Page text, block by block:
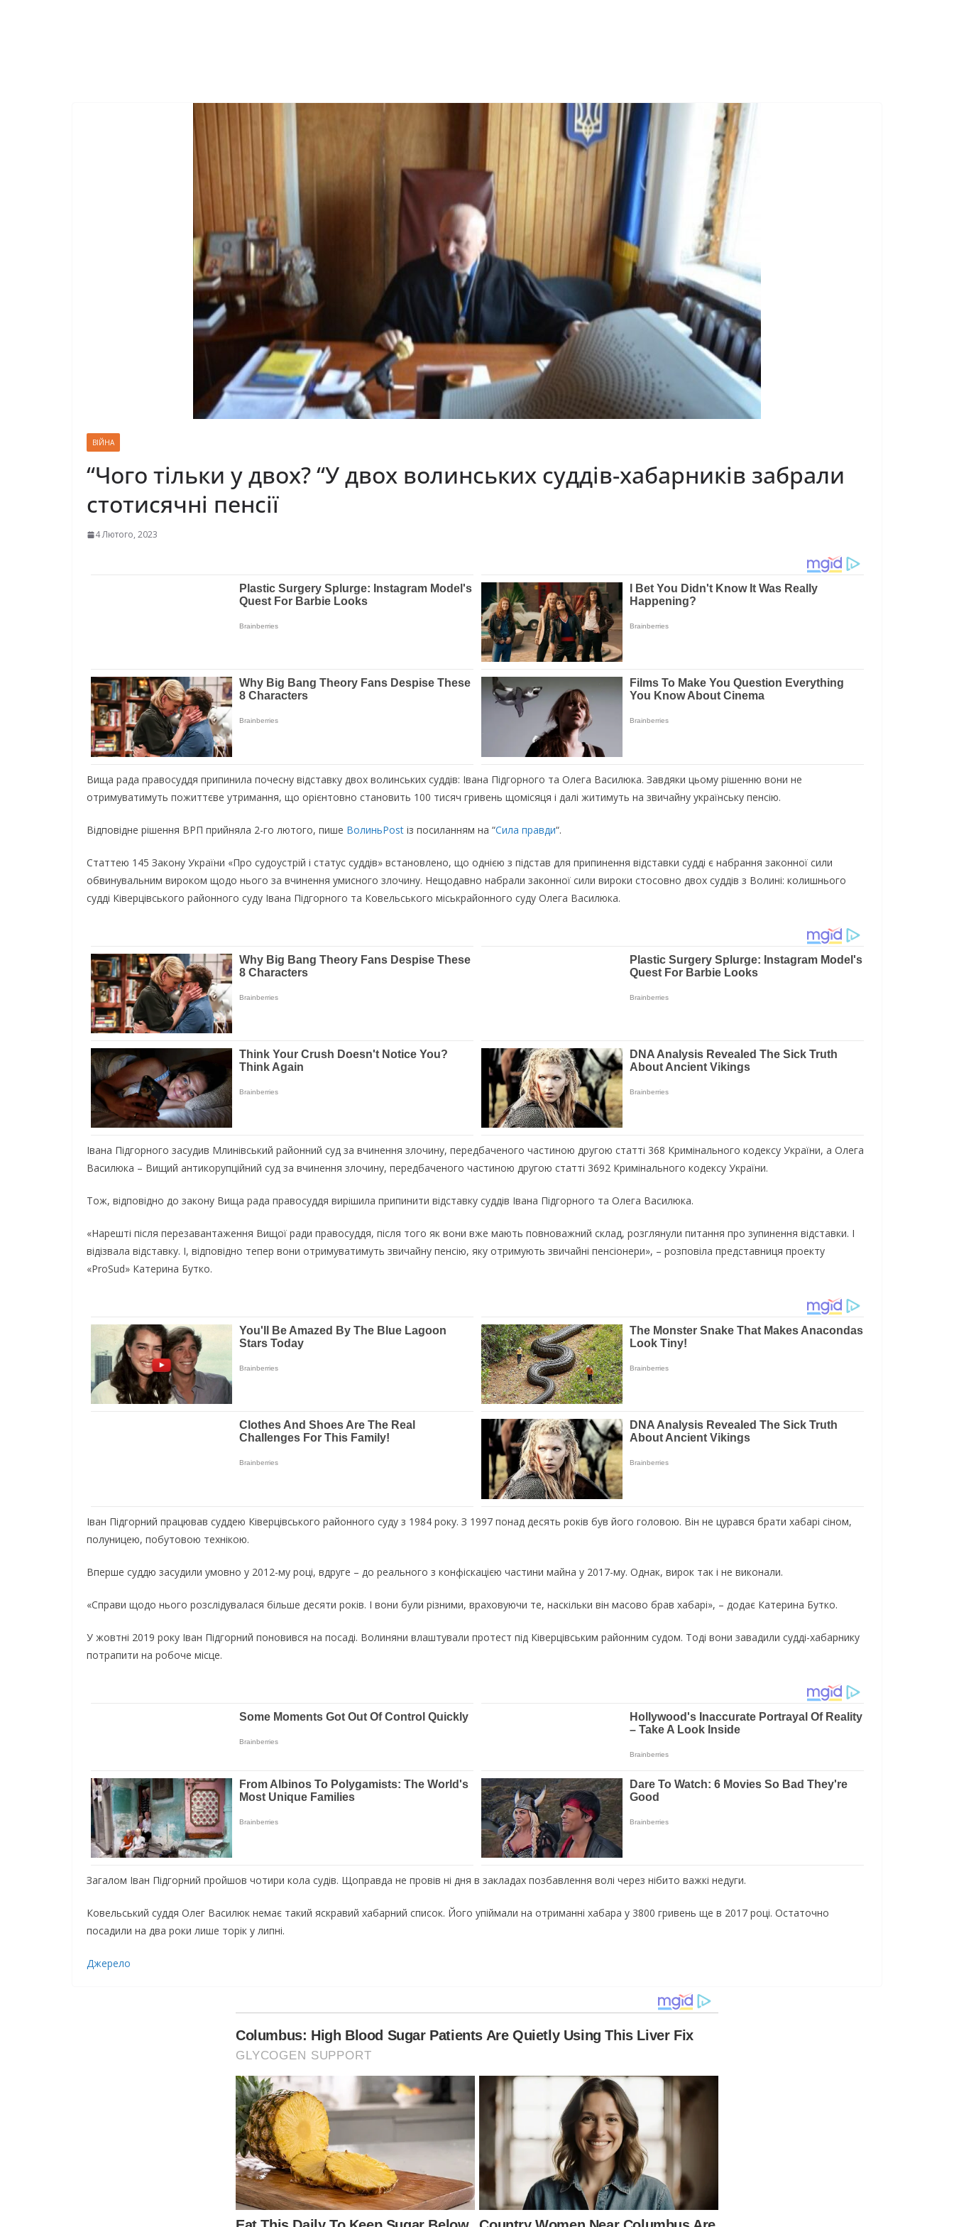
ВІЙНА
“Чого тільки у двох? “У двох волинських суддів-хабарників забрали
стотисячні пенсії
4 Лютого, 2023
Вища рада правосуддя припинила почесну відставку двох волинських суддів: Івана Підгорного та Олега Василюка. Завдяки цьому рішенню вони не
отримуватимуть пожиттєве утримання, що орієнтовно становить 100 тисяч гривень щомісяця і далі житимуть на звичайну українську пенсію.
Відповідне рішення ВРП прийняла 2-го лютого, пише ВолиньPost із посиланням на “Сила правди“.
Статтею 145 Закону України «Про судоустрій і статус суддів» встановлено, що однією з підстав для припинення відставки судді є набрання законної сили
обвинувальним вироком щодо нього за вчинення умисного злочину. Нещодавно набрали законної сили вироки стосовно двох суддів з Волині: колишнього
судді Ківерцівського районного суду Івана Підгорного та Ковельського міськрайонного суду Олега Василюка.
Івана Підгорного засудив Млинівський районний суд за вчинення злочину, передбаченого частиною другою статті 368 Кримінального кодексу України, а Олега
Василюка – Вищий антикорупційний суд за вчинення злочину, передбаченого частиною другою статті 3692 Кримінального кодексу України.
Тож, відповідно до закону Вища рада правосуддя вирішила припинити відставку суддів Івана Підгорного та Олега Василюка.
«Нарешті після перезавантаження Вищої ради правосуддя, після того як вони вже мають повноважний склад, розглянули питання про зупинення відставки. І
відізвала відставку. І, відповідно тепер вони отримуватимуть звичайну пенсію, яку отримують звичайні пенсіонери», – розповіла представниця проекту
«ProSud» Катерина Бутко.
Іван Підгорний працював суддею Ківерцівського районного суду з 1984 року. З 1997 понад десять років був його головою. Він не цурався брати хабарі сіном,
полуницею, побутовою технікою.
Вперше суддю засудили умовно у 2012-му році, вдруге – до реального з конфіскацією частини майна у 2017-му. Однак, вирок так і не виконали.
«Справи щодо нього розслідувалася більше десяти років. І вони були різними, враховуючи те, наскільки він масово брав хабарі», – додає Катерина Бутко.
У жовтні 2019 року Іван Підгорний поновився на посаді. Волиняни влаштували протест під Ківерцівським районним судом. Тоді вони завадили судді-хабарнику
потрапити на робоче місце.
Загалом Іван Підгорний пройшов чотири кола судів. Щоправда не провів ні дня в закладах позбавлення волі через нібито важкі недуги.
Ковельський суддя Олег Василюк немає такий яскравий хабарний список. Його упіймали на отриманні хабара у 3800 гривень ще в 2017 році. Остаточно
посадили на два роки лише торік у липні.
Джерело